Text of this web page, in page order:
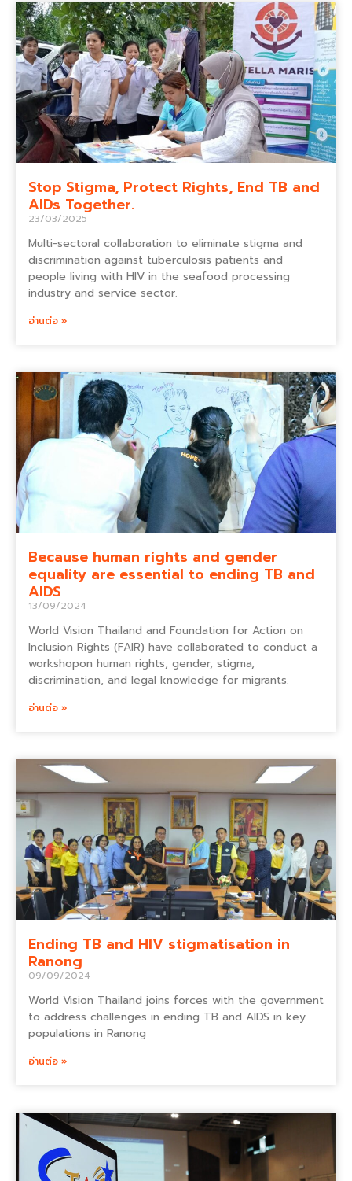
Stop Stigma, Protect Rights, End TB and
AIDs Together.
23/03/2025
Multi-sectoral collaboration to eliminate stigma and
discrimination against tuberculosis patients and
people living with HIV in the seafood processing
industry and service sector.
อ่านต่อ »
Because human rights and gender
equality are essential to ending TB and
AIDS
13/09/2024
World Vision Thailand and Foundation for Action on
Inclusion Rights (FAIR) have collaborated to conduct a
workshopon human rights, gender, stigma,
discrimination, and legal knowledge for migrants.
อ่านต่อ »
Ending TB and HIV stigmatisation in
Ranong
09/09/2024
World Vision Thailand joins forces with the government
to address challenges in ending TB and AIDS in key
populations in Ranong
อ่านต่อ »